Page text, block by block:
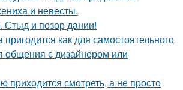
и невесты.
Стыд и позор дании!
как для самостоятельного
общения с дизайнером или
приходится смотреть, а не просто